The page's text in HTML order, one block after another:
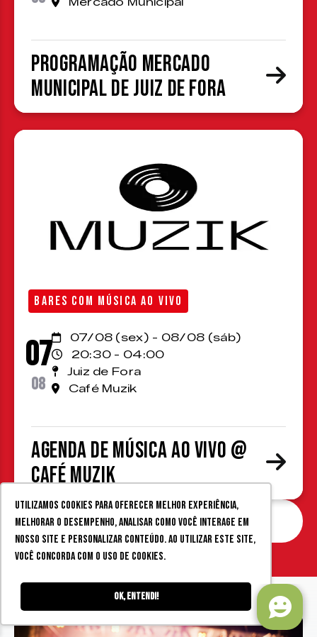
Utilizamos cookies para oferecer melhor experiência,
melhorar o desempenho, analisar como você interage em
nosso site e personalizar conteúdo. Ao utilizar este site,
você concorda com o uso de cookies.
Ok, entendi!
Programação Mercado
Municipal de Juiz de Fora
BARES COM MÚSICA AO VIVO
07
08
07/08 (sex) - 08/08 (sáb)
20:30 - 04:00
Juiz de Fora
Café Muzik
Agenda de Música ao Vivo @
Café Muzik
Agenda completa